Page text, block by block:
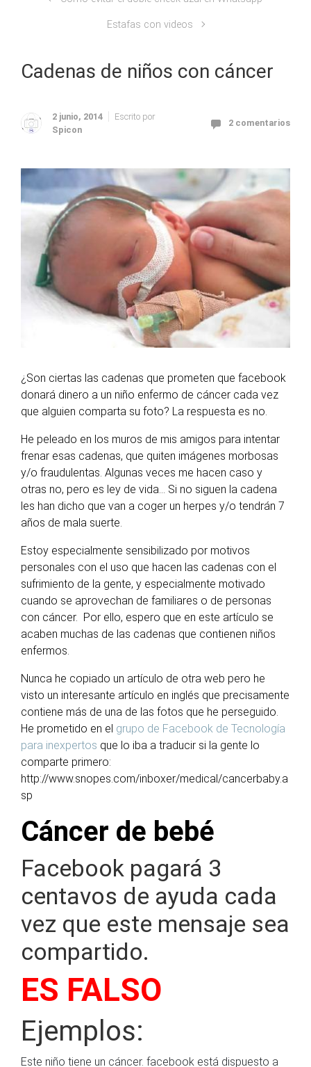
Estafas con videos
Cadenas de niños con cáncer
2 junio, 2014
Escrito por
Spicon
2 comentarios
¿Son ciertas las cadenas que prometen que facebook
donará dinero a un niño enfermo de cáncer cada vez
que alguien comparta su foto? La respuesta es no.
He peleado en los muros de mis amigos para intentar
frenar esas cadenas, que quiten imágenes morbosas
y/o fraudulentas. Algunas veces me hacen caso y
otras no, pero es ley de vida… Si no siguen la cadena
les han dicho que van a coger un herpes y/o tendrán 7
años de mala suerte.
Estoy especialmente sensibilizado por motivos
personales con el uso que hacen las cadenas con el
sufrimiento de la gente, y especialmente motivado
cuando se aprovechan de familiares o de personas
con cáncer. Por ello, espero que en este artículo se
acaben muchas de las cadenas que contienen niños
enfermos.
Nunca he copiado un artículo de otra web pero he
visto un interesante artículo en inglés que precisamente
contiene más de una de las fotos que he perseguido.
He prometido en el grupo de Facebook de Tecnología
para inexpertos que lo iba a traducir si la gente lo
comparte primero:
http://www.snopes.com/inboxer/medical/cancerbaby.a
sp
Cáncer de bebé
Facebook pagará 3
centavos de ayuda cada
vez que este mensaje sea
compartido.
ES FALSO
Ejemplos:
Este niño tiene un cáncer. facebook está dispuesto a